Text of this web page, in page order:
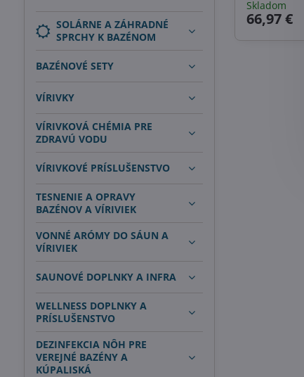
Skladom
66,97 €
SOLÁRNE A ZÁHRADNÉ
SPRCHY K BAZÉNOM
BAZÉNOVÉ SETY
VÍRIVKY
VÍRIVKOVÁ CHÉMIA PRE
ZDRAVÚ VODU
VÍRIVKOVÉ PRÍSLUŠENSTVO
TESNENIE A OPRAVY
BAZÉNOV A VÍRIVIEK
VONNÉ ARÓMY DO SÁUN A
VÍRIVIEK
SAUNOVÉ DOPLNKY A INFRA
WELLNESS DOPLNKY A
PRÍSLUŠENSTVO
DEZINFEKCIA NÔH PRE
VEREJNÉ BAZÉNY A
KÚPALISKÁ